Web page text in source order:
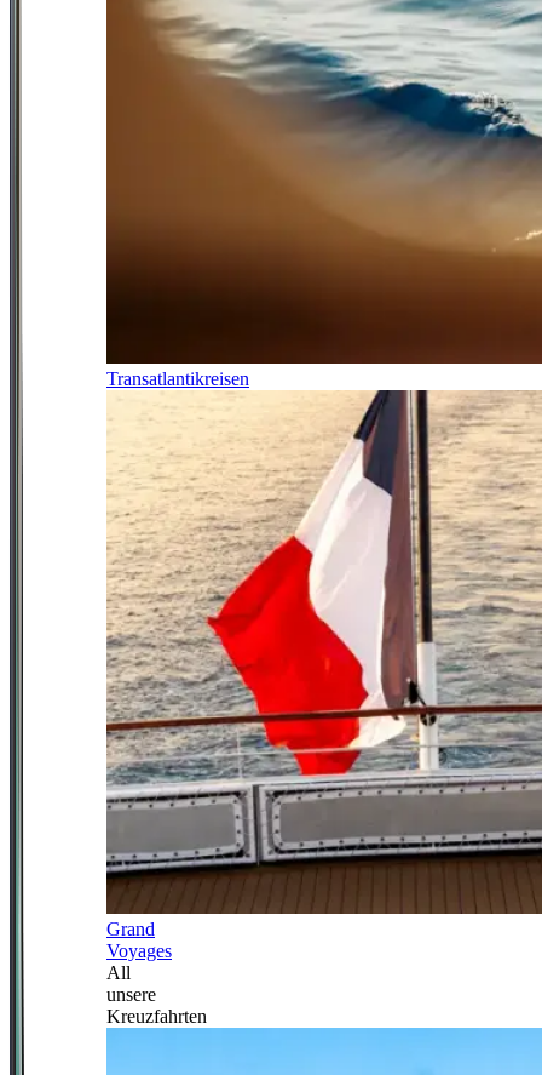
Transatlantikreisen
Grand
Voyages
All
unsere
Kreuzfahrten